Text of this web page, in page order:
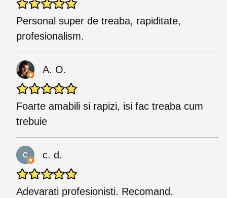
Personal super de treaba, rapiditate,
profesionalism.
A. O.
Foarte amabili si rapizi, isi fac treaba cum
trebuie
c. d.
Adevarati profesionisti. Recomand.